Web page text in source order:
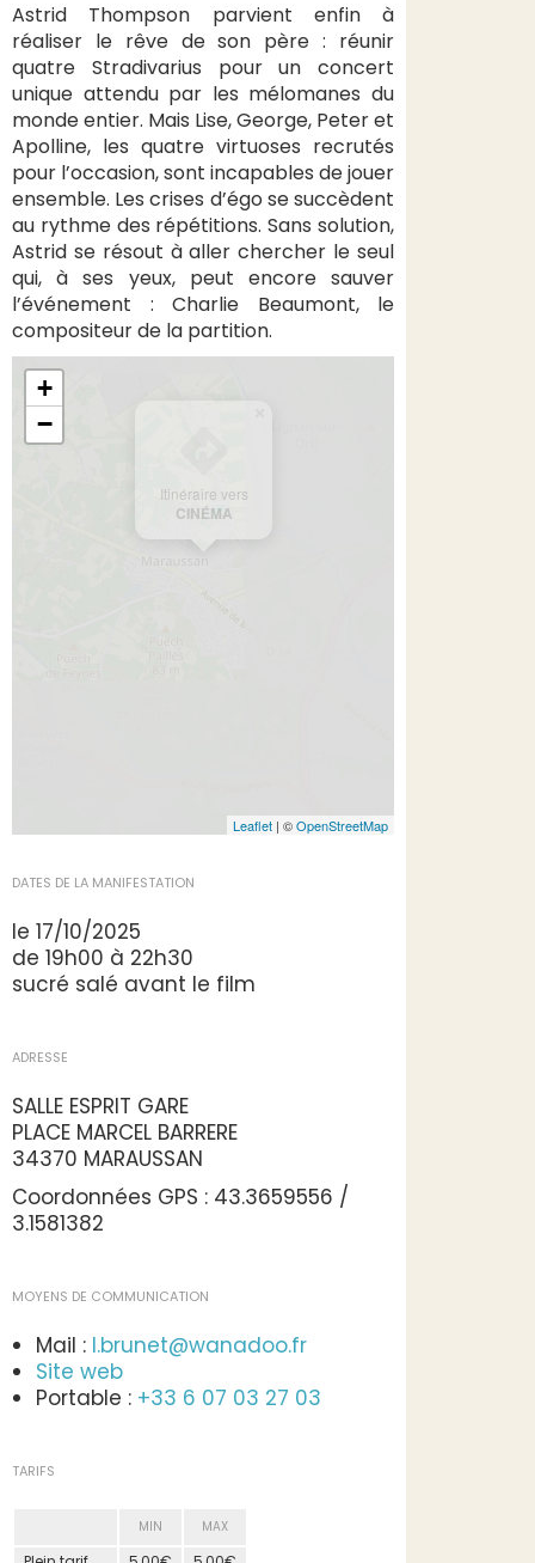
Astrid Thompson parvient enfin à
réaliser le rêve de son père : réunir
quatre Stradivarius pour un concert
unique attendu par les mélomanes du
monde entier. Mais Lise, George, Peter et
Apolline, les quatre virtuoses recrutés
pour l’occasion, sont incapables de jouer
ensemble. Les crises d’égo se succèdent
au rythme des répétitions. Sans solution,
Astrid se résout à aller chercher le seul
qui, à ses yeux, peut encore sauver
l’événement : Charlie Beaumont, le
compositeur de la partition.
Itinéraire vers
CINÉMA
+
−
Leaflet | ©OpenStreetMap
DATES DE LA MANIFESTATION
le 17/10/2025
de 19h00 à 22h30
sucré salé avant le film
ADRESSE
SALLE ESPRIT GARE
PLACE MARCEL BARRERE
34370 MARAUSSAN
Coordonnées GPS : 43.3659556 /
3.1581382
MOYENS DE COMMUNICATION
Mail : l.brunet@wanadoo.fr
Site web
Portable : +33 6 07 03 27 03
TARIFS
MIN MAX